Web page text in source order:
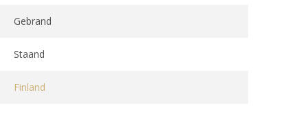
Gebrand
Staand
Finland